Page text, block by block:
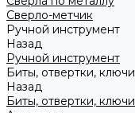
Сверло-метчик
Ручной инструмент
Назад
Ручной инструмент
Биты, отвертки, ключи
Назад
Биты, отвертки, ключи